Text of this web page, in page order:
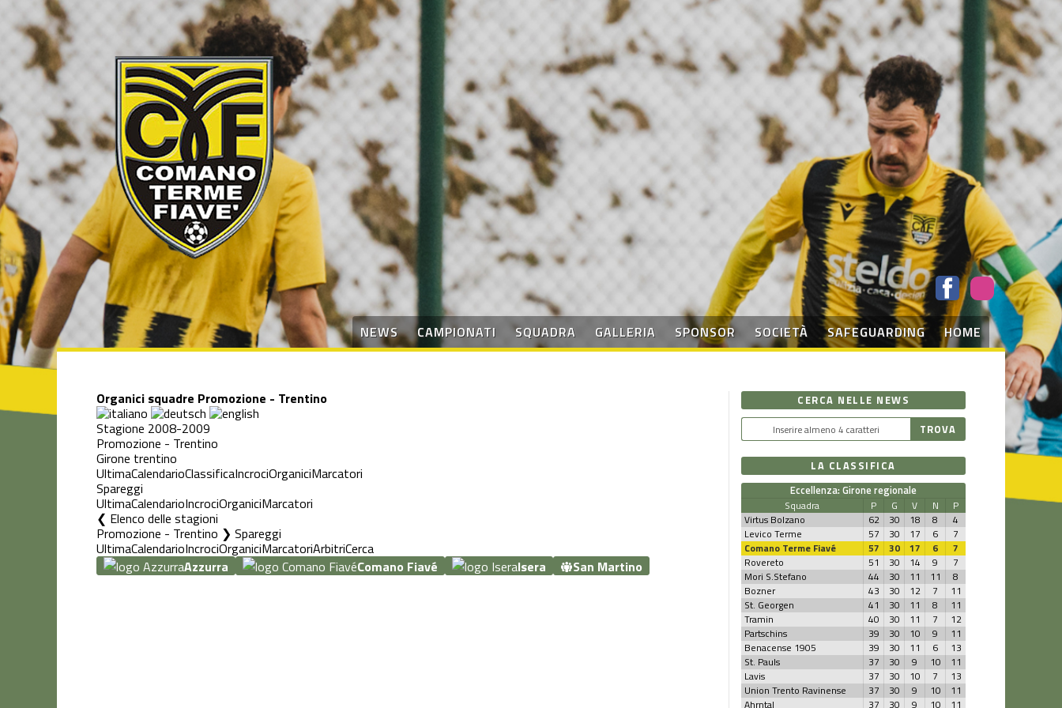
NEWS CAMPIONATI SQUADRA GALLERIA SPONSOR SOCIETÀ SAFEGUARDING HOME
Organici squadre Promozione - Trentino
Stagione 2008-2009
Promozione - Trentino
Girone trentino
UltimaCalendarioClassificaIncrociOrganiciMarcatori
Spareggi
UltimaCalendarioIncrociOrganiciMarcatori
Elenco delle stagioni
Promozione - Trentino ❯ Spareggi
UltimaCalendarioIncrociOrganiciMarcatoriArbitriCerca
Azzurra
Comano Fiavé Isera San Martino
CERCA NELLE NEWS
LA CLASSIFICA
Eccellenza: Girone regionale
Squadra P G V N
P
Virtus Bolzano
62 30 18 8
4
Levico Terme
57 30 17 6
7
Comano Terme Fiavé
57 30 17 6
7
Rovereto
51 30 14 9
7
Mori S.Stefano
44 30 11 11
8
Bozner
43 30 12 7
11
St. Georgen
41 30 11 8
11
Tramin
40 30 11 7
12
Partschins
39 30 10 9
11
Benacense 1905
39 30 11 6
13
St. Pauls
37 30 9 10
11
Lavis
37 30 10 7
13
Union Trento Ravinense
37 30 9 10
11
Ahrntal
37 30 9 10 11